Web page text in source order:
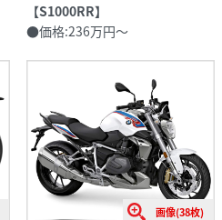
【S1000RR】
●価格:236万円～
画像(38枚)